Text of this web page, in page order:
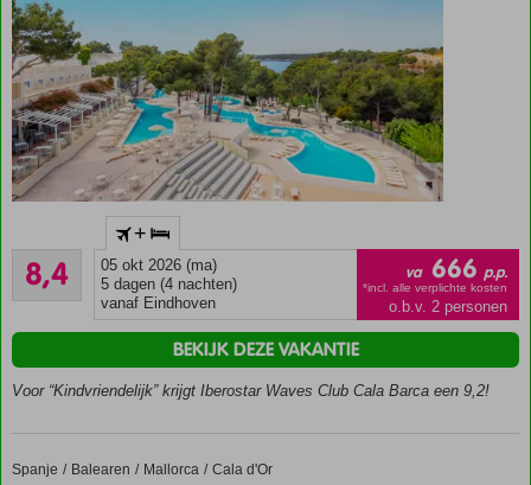
familieresort
Uitgebreide
faciliteiten
voor jong
5
waaronder
bad voor de
8,4
Zeer goed
59
beoordelingen
+
05 okt 2026 (ma)
5 dagen (4 nachten)
vanaf Eindhoven
va 666 p.p.
*incl. alle verplichte kosten
o.b.v. 2 personen
Voor “Kindvriendelijk” krijgt Iberostar Waves Club Cala Barca een 9,2!
BEKIJK DEZE VAKANTIE
Home
Spanje Balearen Mallorca Cala d'Or
Bluesea Club Martha's